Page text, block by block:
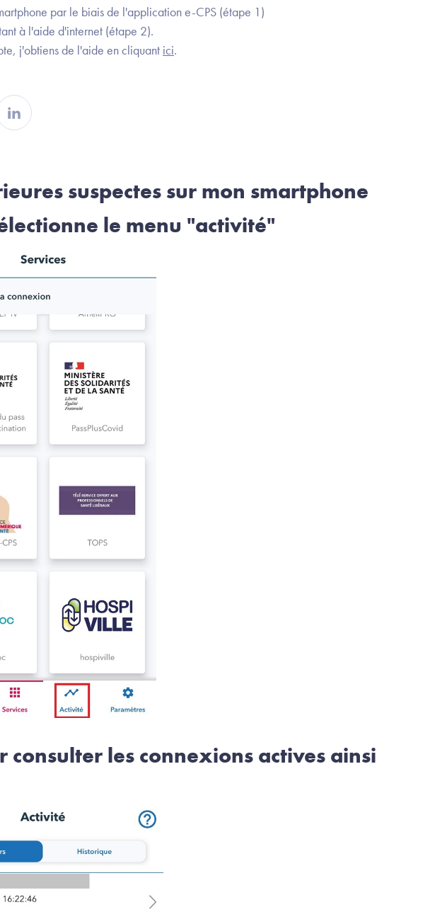
par le biais de l'application e-CPS (étape 1)
à l'aide d'internet (étape 2).
j'obtiens de l'aide en cliquant ici.
sur Twitter
Partager sur Linkedin
suspectes sur mon smartphone
le menu "activité"
les connexions actives ainsi